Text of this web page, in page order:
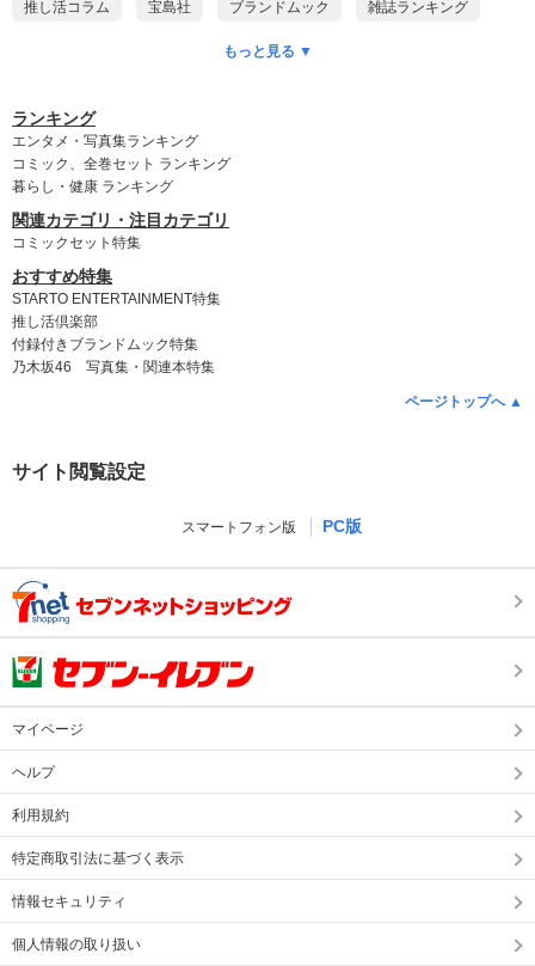
推し活コラム 宝島社 ブランドムック 雑誌ランキング
DVDランキング CD予約ランキング
King & Prince
timelesz SUPER EIGHT
Hey! Say! JUMP DOMOTO
Aぇ! group Travis Japan
もっと見る ▼
ランキング
エンタメ・写真集ランキング
コミック、全巻セット ランキング
暮らし・健康 ランキング
関連カテゴリ・注目カテゴリ
コミックセット特集
おすすめ特集
STARTO ENTERTAINMENT特集
推し活倶楽部
付録付きブランドムック特集
乃木坂46 写真集・関連本特集
ページトップへ ▲
サイト閲覧設定
スマートフォン版 PC版
マイページ
ヘルプ
利用規約
特定商取引法に基づく表示
情報セキュリティ
個人情報の取り扱い